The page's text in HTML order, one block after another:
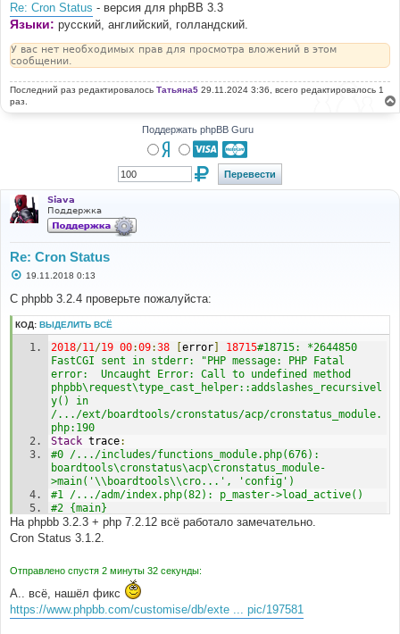
Re: Cron Status - версия для phpBB 3.3
Языки: русский, английский, голландский.
У вас нет необходимых прав для просмотра вложений в этом
сообщении.
Последний раз редактировалось Татьяна5 29.11.2024 3:36, всего редактировалось 1
раз.
Поддержать phpBB Guru
Siava
Поддержка
Re: Cron Status
С
о
б
щ
е
19.11.2018 0:13
С phpbb 3.2.4 проверьте пожалуйста:
КОД: ВЫДЕЛИТЬ ВСЁ
2018/11 /19 00:09:38 [error] 18715#18715: *2644850
FastCGI sent in stderr: "PHP message: PHP Fatal
error:  Uncaught Error: Call to undefined method
phpbb\request\type_cast_helper::addslashes_recursivel
y() in
/.../ext/boardtools/cronstatus/acp/cronstatus_module.
php:190
Stack trace:
#0 /.../includes/functions_module.php(676):
boardtools\cronstatus\acp\cronstatus_module-
>main('\\boardtools\\cro...', 'config')
#1 /.../adm/index.php(82): p_master->load_active()
#2 {main}
На phpbb 3.2.3 + php 7.2.12 всё работало замечательно.
Cron Status 3.1.2.
Отправлено спустя 2 минуты 32 секунды:
А.. всё, нашёл фикс
https://www.phpbb.com/customise/db/exte ... pic/197581